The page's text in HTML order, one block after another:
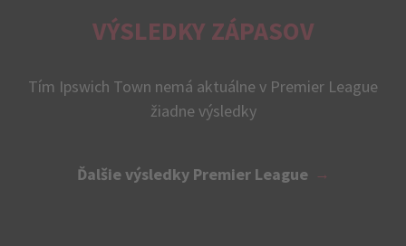
VÝSLEDKY ZÁPASOV
Tím Ipswich Town nemá aktuálne v Premier League
žiadne výsledky
Ďalšie výsledky Premier League